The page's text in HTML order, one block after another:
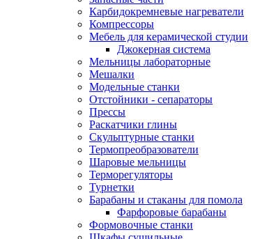
Карбидокремневые нагреватели
Компрессоры
Мебель для керамической студии
Джокерная система
Мельницы лабораторные
Мешалки
Модельные станки
Отстойники - сепараторы
Прессы
Раскатчики глины
Скульптурные станки
Термопреобразователи
Шаровые мельницы
Терморегуляторы
Турнетки
Барабаны и стаканы для помола
Фарфоровые барабаны
Формовочные станки